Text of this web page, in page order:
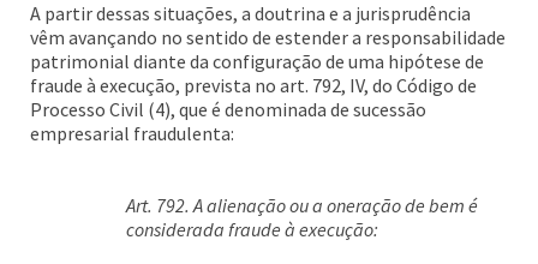
A partir dessas situações, a doutrina e a jurisprudência
vêm avançando no sentido de estender a responsabilidade
patrimonial diante da configuração de uma hipótese de
fraude à execução, prevista no art. 792, IV, do Código de
Processo Civil (4), que é denominada de sucessão
empresarial fraudulenta:
Art. 792. A alienação ou a oneração de bem é
considerada fraude à execução: